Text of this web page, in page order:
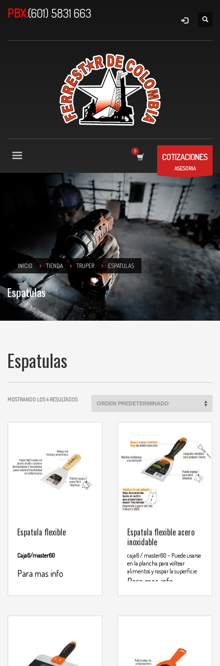
PBX:(601) 5831 663
COTIZACIONES
ASESORIA
INICIO TIENDA TRUPER ESPATULAS
Espatulas
Espatulas
MOSTRANDO LOS 4 RESULTADOS
Espatula flexible
Caja6/master60
Para mas info
Espatula flexible acero
inoxidable
caja6 / master60 – Puede usarse
en la plancha para voltear
alimentos y raspar la superficie
Para mas info